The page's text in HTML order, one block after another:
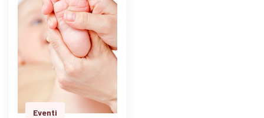
a libero accesso
settimanale con un ’
ostetrica e una
psicologa perinatale
per pesare il bambino
e avere risposte a
dom…
Eventi